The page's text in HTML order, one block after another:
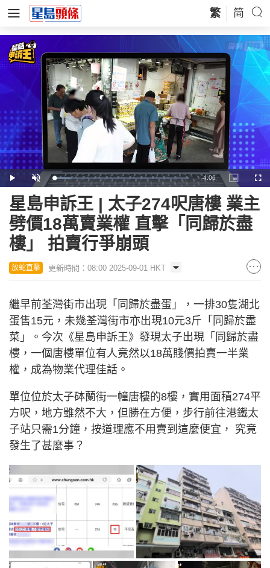
繁 简
Play Unmute Loaded:
12.21%
Remaining
Time
-4:06
Picture-
in-
星島申訴王 | 太子274呎唐樓 業主
劈價18萬賣業權 直擊「同歸於盡
樓」 拍賣行爭崩頭
放蛇直擊 更新時間：08:00 2025-09-01 HKT
繼早前荃灣街市出現「同歸於盡蛋」，一排30隻湖北
蛋售15元，未幾荃灣街市亦出現10元3斤「同歸於盡
菜」。今次《星島申訴王》發現太子出現「同歸於盡
樓，一個唐樓單位有人竟然以18萬賤價拍賣一半業
權，成為物業代理佳話。
單位位於太子砵蘭街一幢唐樓的8樓，實用面積274平
方呎，地方雖然不大，但勝在方便，步行前往港鐵太
子站只需1分鐘，按道理應不用賣到這麼便宜， 究竟
發生了甚麼事？